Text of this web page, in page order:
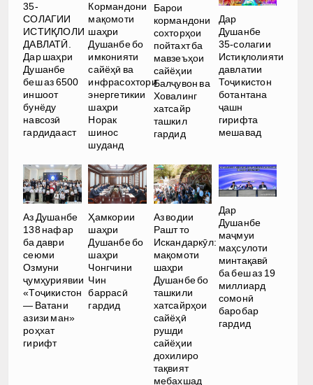
35-
СОЛАГИИ
ИСТИҚЛОЛИ
ДАВЛАТӢ.
Дар шаҳри
Душанбе
беш аз 6500
иншоот
бунёду
навсозӣ
гардидааст
Кормандони
мақомоти
шаҳри
Душанбе бо
имконияти
сайёҳӣ ва
инфрасохтори
энергетикии
шаҳри
Норак
шинос
шуданд
Барои
кормандони
сохторҳои
пойтахт ба
мавзеъҳои
сайёҳии
Балҷувон ва
Ховалинг
хатсайр
ташкил
гардид
Дар
Душанбе
35-солагии
Истиқлолияти
давлатии
Тоҷикистон
ботантана
ҷашн
гирифта
мешавад
Аз Душанбе
138 нафар
ба даври
сеюми
Озмуни
ҷумҳуриявии
«Тоҷикистон
— Ватани
азизи ман»
роҳхат
гирифт
Ҳамкории
шаҳри
Душанбе бо
шаҳри
Чонгчини
Чин
баррасӣ
гардид
Аз водии
Рашт то
Искандаркӯл:
мақомоти
шаҳри
Душанбе бо
ташкили
хатсайрҳои
сайёҳӣ
рушди
сайёҳии
дохилиро
тақвият
мебахшад
Дар
Душанбе
маҷмуи
маҳсулоти
минтақавӣ
ба беш аз 19
миллиард
сомонӣ
баробар
гардид